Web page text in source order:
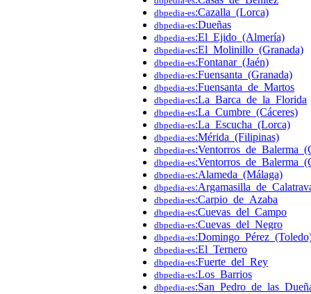
dbpedia-es:Cazalla_(Lorca)
dbpedia-es:Dueñas
dbpedia-es:El_Ejido_(Almería)
dbpedia-es:El_Molinillo_(Granada)
dbpedia-es:Fontanar_(Jaén)
dbpedia-es:Fuensanta_(Granada)
dbpedia-es:Fuensanta_de_Martos
dbpedia-es:La_Barca_de_la_Florida
dbpedia-es:La_Cumbre_(Cáceres)
dbpedia-es:La_Escucha_(Lorca)
dbpedia-es:Mérida_(Filipinas)
dbpedia-es
dbpedia-es
dbpedia-es:Alameda_(Málaga)
dbpedia-es
dbpedia-es:Carpio_de_Azaba
dbpedia-es:Cuevas_del_Campo
dbpedia-es:Cuevas_del_Negro
dbpedia-es
dbpedia-es:El_Ternero
dbpedia-es:Fuerte_del_Rey
dbpedia-es:Los_Barrios
dbpedia-es